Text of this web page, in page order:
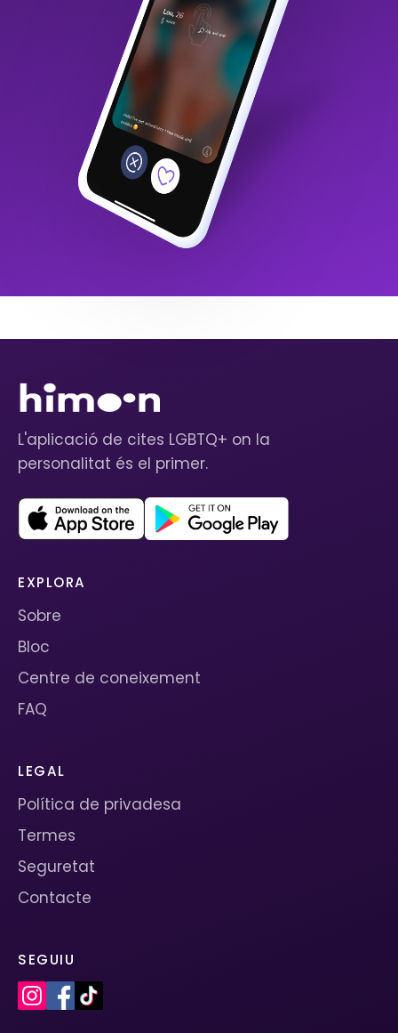
L'aplicació de cites LGBTQ+ on la
personalitat és el primer.
EXPLORA
Sobre
Bloc
Centre de coneixement
FAQ
LEGAL
Política de privadesa
Termes
Seguretat
Contacte
SEGUIU